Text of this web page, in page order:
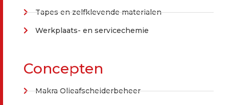
Tapes en zelfklevende materialen
Werkplaats- en servicechemie
Concepten
Makra Olieafscheiderbeheer